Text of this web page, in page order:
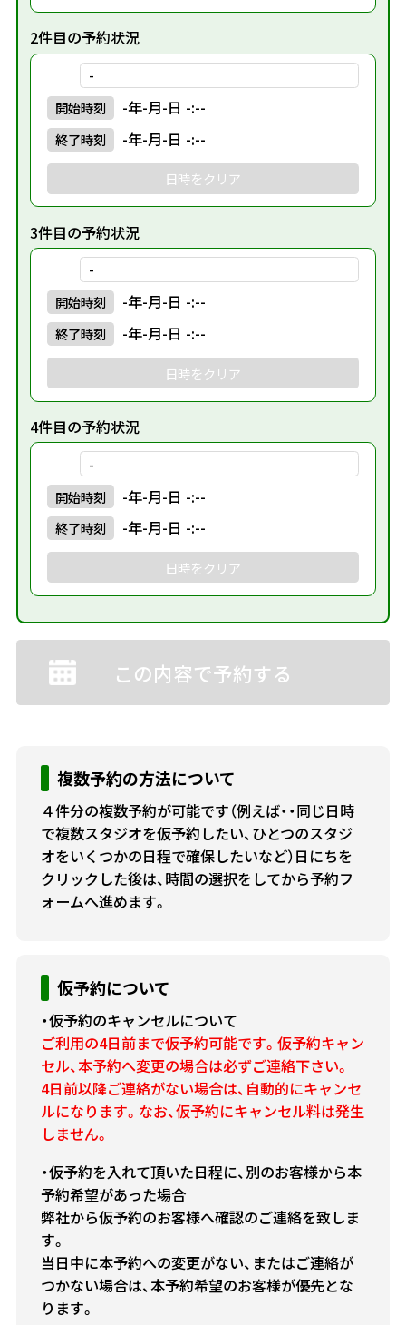
2件目の予約状況
-
開始時刻 -年-月-日 -:--
終了時刻 -年-月-日 -:--
日時をクリア
3件目の予約状況
-
開始時刻 -年-月-日 -:--
終了時刻 -年-月-日 -:--
日時をクリア
4件目の予約状況
-
開始時刻 -年-月-日 -:--
終了時刻 -年-月-日 -:--
日時をクリア
この内容で予約する
複数予約の方法について
４件分の複数予約が可能です（例えば・・同じ日時
で複数スタジオを仮予約したい、ひとつのスタジ
オをいくつかの日程で確保したいなど）日にちを
クリックした後は、時間の選択をしてから予約フ
ォームへ進めます。
仮予約について
・仮予約のキャンセルについて
ご利用の4日前まで仮予約可能です。仮予約キャン
セル、本予約へ変更の場合は必ずご連絡下さい。
4日前以降ご連絡がない場合は、自動的にキャンセ
ルになります。なお、仮予約にキャンセル料は発生
しません。
・仮予約を入れて頂いた日程に、別のお客様から本
予約希望があった場合
弊社から仮予約のお客様へ確認のご連絡を致しま
す。
当日中に本予約への変更がない、またはご連絡が
つかない場合は、本予約希望のお客様が優先とな
ります。